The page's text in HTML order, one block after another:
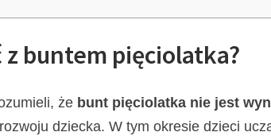
buntem pięciolatka?
że bunt pięciolatka nie jest
dziecka. W tym okresie dzieci